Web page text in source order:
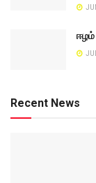
ஈழம்
Recent News